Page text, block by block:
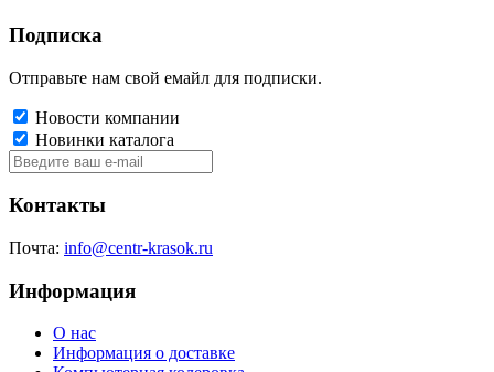
Подписка
Отправьте нам свой емайл для подписки.
Новости компании
Новинки каталога
Контакты
Почта: info@centr-krasok.ru
Информация
О нас
Информация о доставке